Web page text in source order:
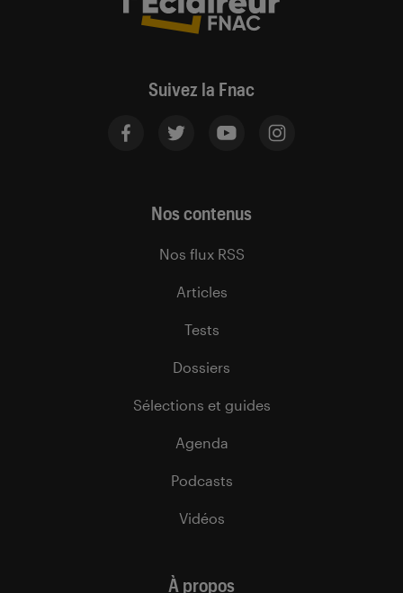
Suivez la Fnac
Nos contenus
Nos flux RSS
Articles
Tests
Dossiers
Sélections et guides
Agenda
Podcasts
Vidéos
À propos